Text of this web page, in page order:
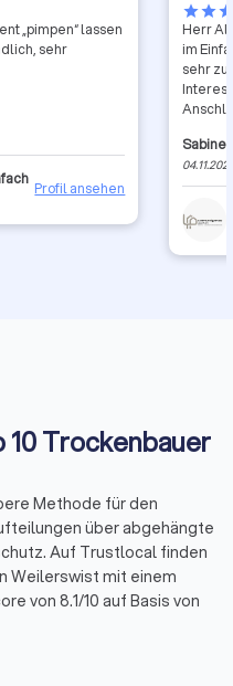
„pimpen“ lassen
sehr
Profil ansehen
starstar
Herr
im
sehr
Sabine
10 Trockenbauer
Methode für den
über abgehängte
Auf Trustlocal finden
Weilerswist mit einem
von 8.1/10 auf Basis von